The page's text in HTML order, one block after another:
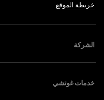
خريطة الموقع
الشركة
خدمات غوتشي